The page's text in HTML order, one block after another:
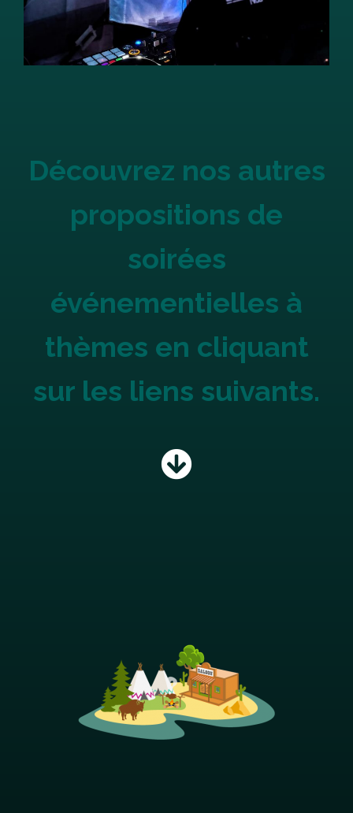
Découvrez nos autres
propositions de
soirées
événementielles à
thèmes en cliquant
sur les liens suivants.